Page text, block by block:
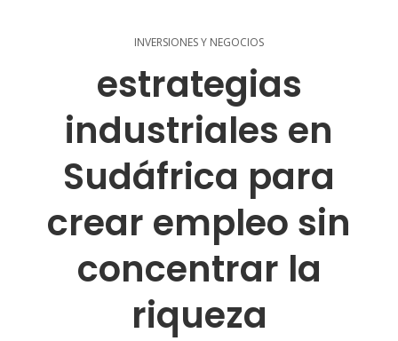
INVERSIONES Y NEGOCIOS
estrategias
industriales en
Sudáfrica para
crear empleo sin
concentrar la
riqueza